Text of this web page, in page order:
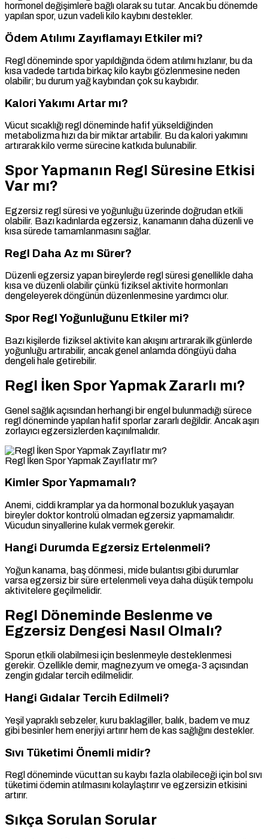
hormonel değişimlere bağlı olarak su tutar. Ancak bu dönemde
yapılan spor, uzun vadeli kilo kaybını destekler.
Ödem Atılımı Zayıflamayı Etkiler mi?
Regl döneminde spor yapıldığında ödem atılımı hızlanır, bu da
kısa vadede tartıda birkaç kilo kaybı gözlenmesine neden
olabilir; bu durum yağ kaybından çok su kaybıdır.
Kalori Yakımı Artar mı?
Vücut sıcaklığı regl döneminde hafif yükseldiğinden
metabolizma hızı da bir miktar artabilir. Bu da kalori yakımını
artırarak kilo verme sürecine katkıda bulunabilir.
Spor Yapmanın Regl Süresine Etkisi
Var mı?
Egzersiz regl süresi ve yoğunluğu üzerinde doğrudan etkili
olabilir. Bazı kadınlarda egzersiz, kanamanın daha düzenli ve
kısa sürede tamamlanmasını sağlar.
Regl Daha Az mı Sürer?
Düzenli egzersiz yapan bireylerde regl süresi genellikle daha
kısa ve düzenli olabilir çünkü fiziksel aktivite hormonları
dengeleyerek döngünün düzenlenmesine yardımcı olur.
Spor Regl Yoğunluğunu Etkiler mi?
Bazı kişilerde fiziksel aktivite kan akışını artırarak ilk günlerde
yoğunluğu artırabilir, ancak genel anlamda döngüyü daha
dengeli hale getirebilir.
Regl İken Spor Yapmak Zararlı mı?
Genel sağlık açısından herhangi bir engel bulunmadığı sürece
regl döneminde yapılan hafif sporlar zararlı değildir. Ancak aşırı
zorlayıcı egzersizlerden kaçınılmalıdır.
Regl İken Spor Yapmak Zayıflatır mı?
Kimler Spor Yapmamalı?
Anemi, ciddi kramplar ya da hormonal bozukluk yaşayan
bireyler doktor kontrolü olmadan egzersiz yapmamalıdır.
Vücudun sinyallerine kulak vermek gerekir.
Hangi Durumda Egzersiz Ertelenmeli?
Yoğun kanama, baş dönmesi, mide bulantısı gibi durumlar
varsa egzersiz bir süre ertelenmeli veya daha düşük tempolu
aktivitelere geçilmelidir.
Regl Döneminde Beslenme ve
Egzersiz Dengesi Nasıl Olmalı?
Sporun etkili olabilmesi için beslenmeyle desteklenmesi
gerekir. Özellikle demir, magnezyum ve omega-3 açısından
zengin gıdalar tercih edilmelidir.
Hangi Gıdalar Tercih Edilmeli?
Yeşil yapraklı sebzeler, kuru baklagiller, balık, badem ve muz
gibi besinler hem enerjiyi artırır hem de kas sağlığını destekler.
Sıvı Tüketimi Önemli midir?
Regl döneminde vücuttan su kaybı fazla olabileceği için bol sıvı
tüketimi ödemin atılmasını kolaylaştırır ve egzersizin etkisini
artırır.
Sıkça Sorulan Sorular